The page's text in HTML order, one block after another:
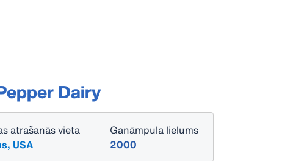
Dairy
atrašanās vieta
USA
Ganāmpula lielums
2000